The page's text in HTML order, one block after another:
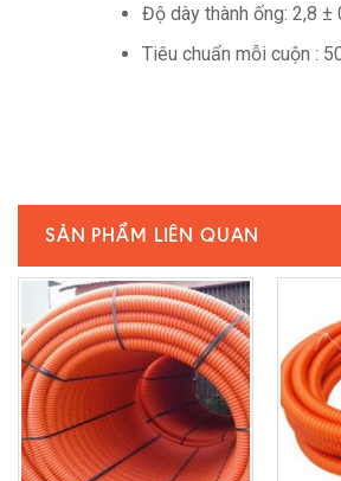
Độ dày thành ống: 2,8 ±
Tiêu chuẩn mỗi cuộn :
SẢN PHẨM LIÊN QUAN